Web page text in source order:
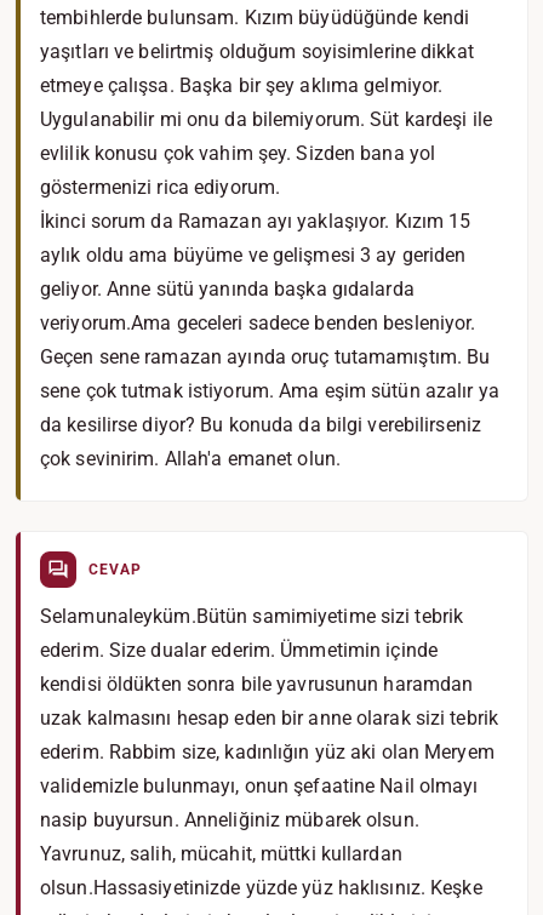
tembihlerde bulunsam. Kızım büyüdüğünde kendi
yaşıtları ve belirtmiş olduğum soyisimlerine dikkat
etmeye çalışsa. Başka bir şey aklıma gelmiyor.
Uygulanabilir mi onu da bilemiyorum. Süt kardeşi ile
evlilik konusu çok vahim şey. Sizden bana yol
göstermenizi rica ediyorum.
İkinci sorum da Ramazan ayı yaklaşıyor. Kızım 15
aylık oldu ama büyüme ve gelişmesi 3 ay geriden
geliyor. Anne sütü yanında başka gıdalarda
veriyorum.Ama geceleri sadece benden besleniyor.
Geçen sene ramazan ayında oruç tutamamıştım. Bu
sene çok tutmak istiyorum. Ama eşim sütün azalır ya
da kesilirse diyor? Bu konuda da bilgi verebilirseniz
çok sevinirim. Allah'a emanet olun.
CEVAP
Selamunaleyküm.Bütün samimiyetime sizi tebrik
ederim. Size dualar ederim. Ümmetimin içinde
kendisi öldükten sonra bile yavrusunun haramdan
uzak kalmasını hesap eden bir anne olarak sizi tebrik
ederim. Rabbim size, kadınlığın yüz aki olan Meryem
validemizle bulunmayı, onun şefaatine Nail olmayı
nasip buyursun. Anneliğiniz mübarek olsun.
Yavrunuz, salih, mücahit, müttki kullardan
olsun.Hassasiyetinizde yüzde yüz haklısınız. Keşke